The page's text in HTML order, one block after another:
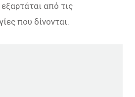
από τις
που δίνονται.